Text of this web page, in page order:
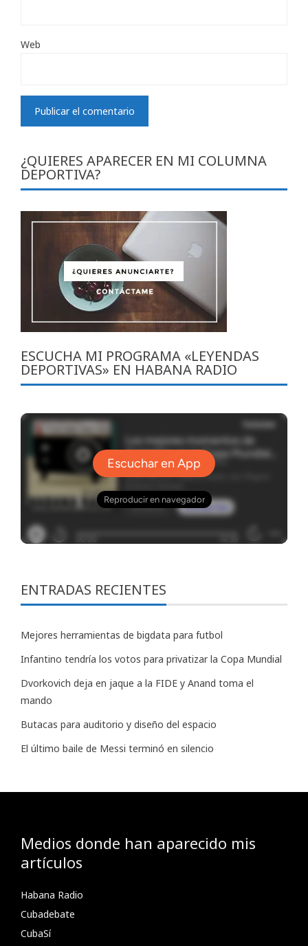
Web
¿QUIERES APARECER EN MI COLUMNA
DEPORTIVA?
ESCUCHA MI PROGRAMA «LEYENDAS
DEPORTIVAS» EN HABANA RADIO
ENTRADAS RECIENTES
Mejores herramientas de bigdata para futbol
Infantino tendría los votos para privatizar la Copa Mundial
Dvorkovich deja en jaque a la FIDE y Anand toma el
mando
Butacas para auditorio y diseño del espacio
El último baile de Messi terminó en silencio
Medios donde han aparecido mis
artículos
Habana Radio
Cubadebate
CubaSí